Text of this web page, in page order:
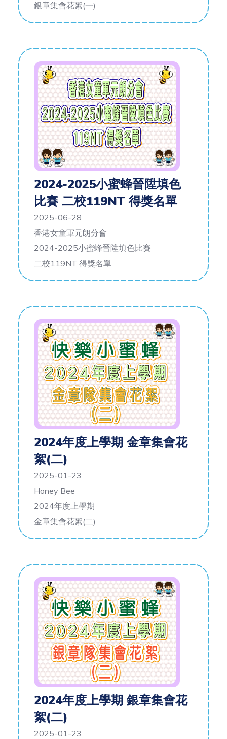
銀章集會花絮(一)
2024-2025小蜜蜂晉陞填色
比賽 二校119NT 得獎名單
2025-06-28
香港女童軍元朗分會
2024-2025小蜜蜂晉陞填色比賽
二校119NT 得獎名單
2024年度上學期 金章集會花
絮(二)
2025-01-23
Honey Bee
2024年度上學期
金章集會花絮(二)
2024年度上學期 銀章集會花
絮(二)
2025-01-23